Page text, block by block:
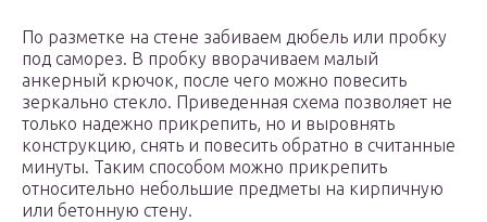
По разметке на стене забиваем дюбель или пробку
под саморез. В пробку вворачиваем малый
анкерный крючок, после чего можно повесить
зеркально стекло. Приведенная схема позволяет не
только надежно прикрепить, но и выровнять
конструкцию, снять и повесить обратно в считанные
минуты. Таким способом можно прикрепить
относительно небольшие предметы на кирпичную
или бетонную стену.